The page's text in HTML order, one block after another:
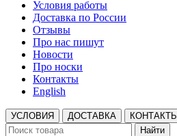
Условия работы
Доставка по России
Отзывы
Про нас пишут
Новости
Про носки
Контакты
English
УСЛОВИЯ ДОСТАВКА
КОНТАКТЫ
Найти